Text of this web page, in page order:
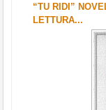
“TU RIDI”
LETTURA...